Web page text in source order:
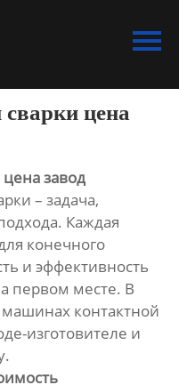
цена
завод
– задача,
Каждая
конечного
и эффективность
первом месте. В
контактной
изготовителе и